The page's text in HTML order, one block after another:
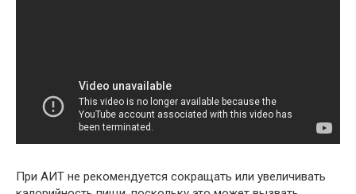
При АИТ не рекомендуется сокращать или увеличивать